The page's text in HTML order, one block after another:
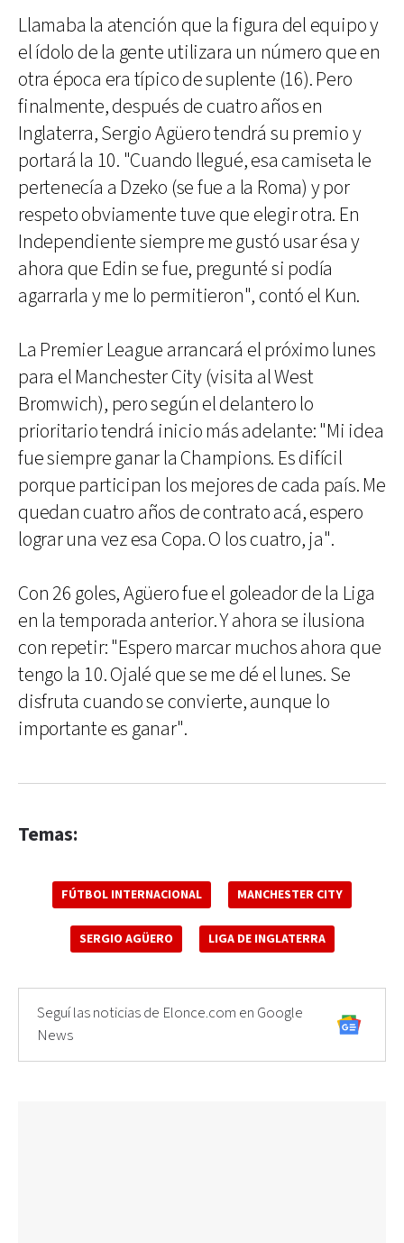
Llamaba la atención que la figura del equipo y
el ídolo de la gente utilizara un número que en
otra época era típico de suplente (16). Pero
finalmente, después de cuatro años en
Inglaterra, Sergio Agüero tendrá su premio y
portará la 10. "Cuando llegué, esa camiseta le
pertenecía a Dzeko (se fue a la Roma) y por
respeto obviamente tuve que elegir otra. En
Independiente siempre me gustó usar ésa y
ahora que Edin se fue, pregunté si podía
agarrarla y me lo permitieron", contó el Kun.
La Premier League arrancará el próximo lunes
para el Manchester City (visita al West
Bromwich), pero según el delantero lo
prioritario tendrá inicio más adelante: "Mi idea
fue siempre ganar la Champions. Es difícil
porque participan los mejores de cada país. Me
quedan cuatro años de contrato acá, espero
lograr una vez esa Copa. O los cuatro, ja".
Con 26 goles, Agüero fue el goleador de la Liga
en la temporada anterior. Y ahora se ilusiona
con repetir: "Espero marcar muchos ahora que
tengo la 10. Ojalé que se me dé el lunes. Se
disfruta cuando se convierte, aunque lo
importante es ganar".
Temas:
FÚTBOL INTERNACIONAL MANCHESTER CITY
SERGIO AGÜERO LIGA DE INGLATERRA
Seguí las noticias de Elonce.com en Google
News